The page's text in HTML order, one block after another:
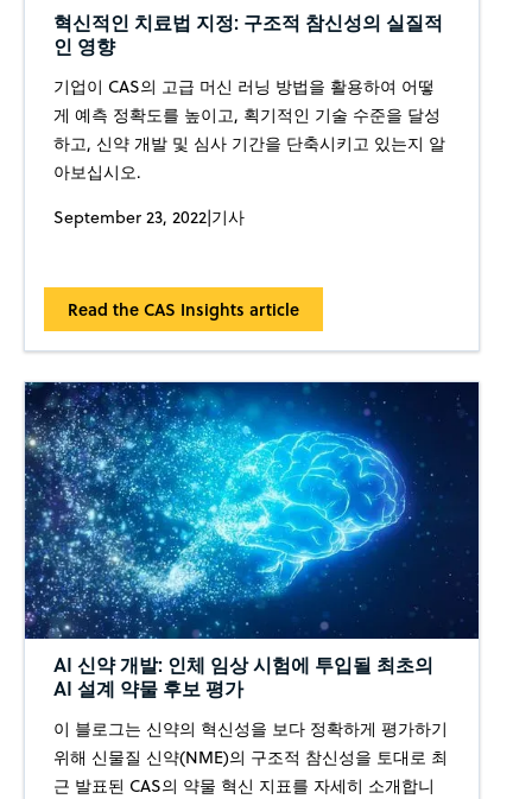
혁신적인 치료법 지정: 구조적 참신성의 실질적
인 영향
기업이 CAS의 고급 머신 러닝 방법을 활용하여 어떻
게 예측 정확도를 높이고, 획기적인 기술 수준을 달성
하고, 신약 개발 및 심사 기간을 단축시키고 있는지 알
아보십시오.
September 23, 2022|기사
Read the CAS Insights article
AI 신약 개발: 인체 임상 시험에 투입될 최초의
AI 설계 약물 후보 평가
이 블로그는 신약의 혁신성을 보다 정확하게 평가하기
위해 신물질 신약(NME)의 구조적 참신성을 토대로 최
근 발표된 CAS의 약물 혁신 지표를 자세히 소개합니